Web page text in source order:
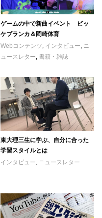
ゲームの中で新曲イベント ビッ
ケブランカ＆岡崎体育
Webコンテンツ, インタビュー, ニ
ュースレター,書籍・雑誌
東大理三生に学ぶ、自分に合った
学習スタイルとは
インタビュー, ニュースレター